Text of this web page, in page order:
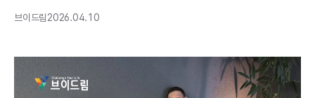
브이드림2026.04.10